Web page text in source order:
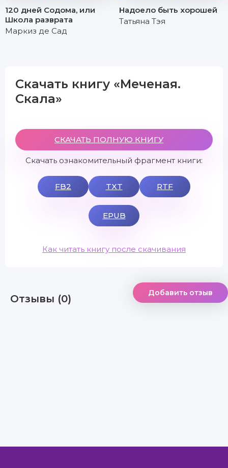
120 дней Содома, или
Школа разврата
Маркиз де Сад
Надоело быть хорошей
Татьяна Тэя
Скачать книгу «Меченая.
Скала»
СКАЧАТЬ ПОЛНУЮ КНИГУ
Скачать ознакомительный фрагмент книги:
FB2 TXT RTF
EPUB
Как читать книгу после скачивания
Отзывы (0) Добавить отзыв